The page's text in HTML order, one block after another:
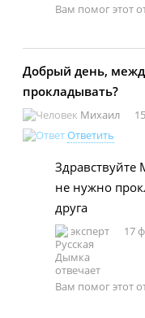
Вам помог этот
Добрый день,
прокладывать?
Михаил
Ответить
не нужно
друга
эксперт 17
Вам помог этот